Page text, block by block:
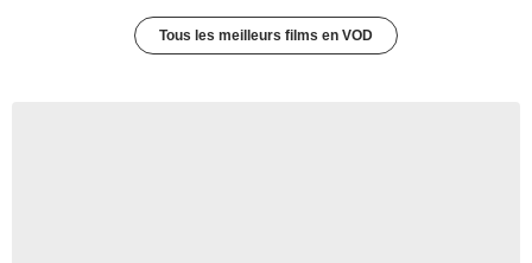
Tous les meilleurs films en VOD